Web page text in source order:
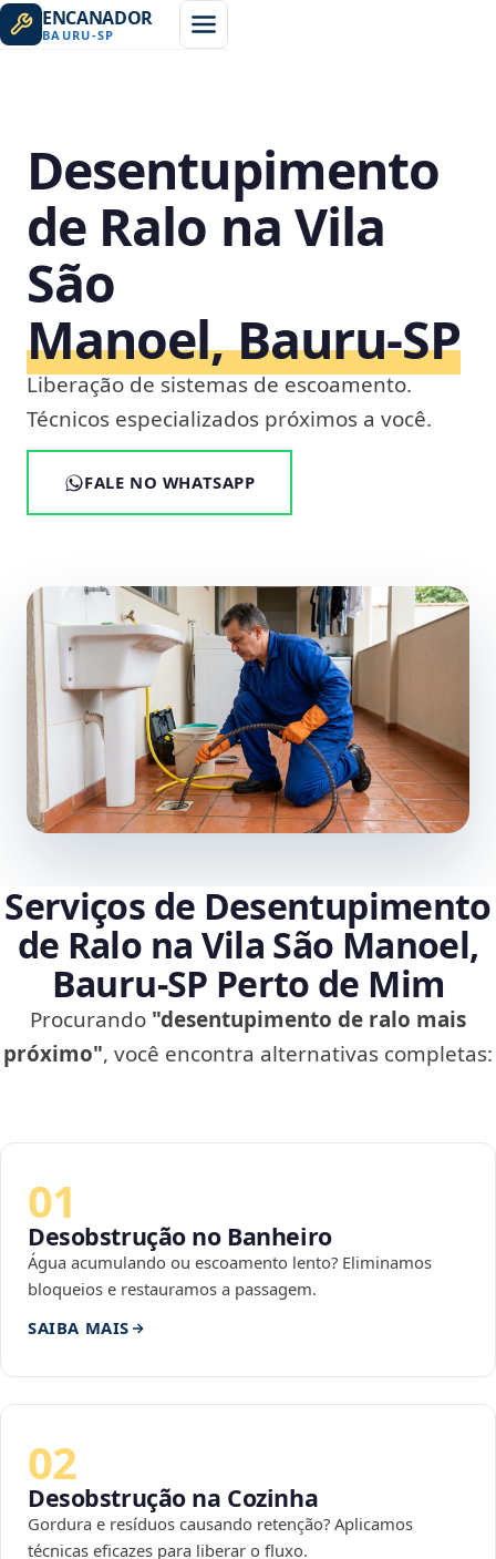
ENCANADOR
BAURU-SP
Desentupimento
de Ralo na Vila
São
Manoel, Bauru‑SP
Liberação de sistemas de escoamento.
Técnicos especializados próximos a você.
FALE NO WHATSAPP
Serviços de Desentupimento
de Ralo na Vila São Manoel,
Bauru‑SP Perto de Mim
Procurando "desentupimento de ralo mais
próximo", você encontra alternativas completas:
01
Desobstrução no Banheiro
Água acumulando ou escoamento lento? Eliminamos
bloqueios e restauramos a passagem.
SAIBA MAIS
02
Desobstrução na Cozinha
Gordura e resíduos causando retenção? Aplicamos
técnicas eficazes para liberar o fluxo.